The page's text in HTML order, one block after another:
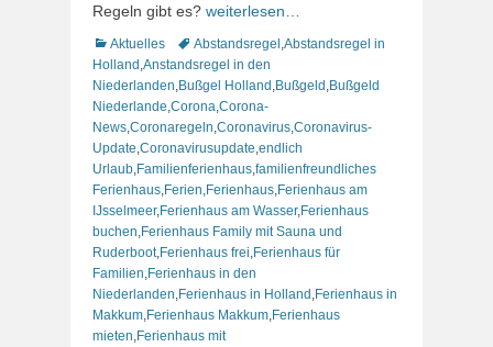
Regeln gibt es? weiterlesen…
Kategorien
Aktuelles Schlagworte
Abstandsregel Abstandsregel in
Holland Anstandsregel in den
Niederlanden Bußgel Holland Bußgeld Bußgeld
Niederlande Corona Corona-
News Coronaregeln Coronavirus Coronavirus-
Update Coronavirusupdate endlich
Urlaub Familienferienhaus familienfreundliches
Ferienhaus Ferien Ferienhaus Ferienhaus am
IJsselmeer, Ferienhaus am Wasser, Ferienhaus
buchen Ferienhaus Family mit Sauna und
Ruderboot, Ferienhaus frei Ferienhaus für
Familien Ferienhaus in den
Niederlanden Ferienhaus in Holland Ferienhaus in
Makkum Ferienhaus Makkum Ferienhaus
mieten Ferienhaus mit